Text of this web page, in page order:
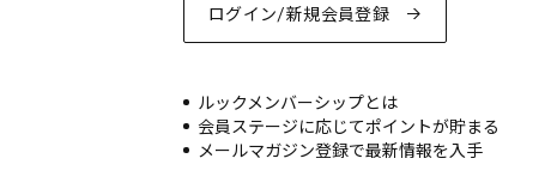
ログイン/新規会員登録
ルックメンバーシップとは
会員ステージに応じてポイントが貯まる
メールマガジン登録で最新情報を入手